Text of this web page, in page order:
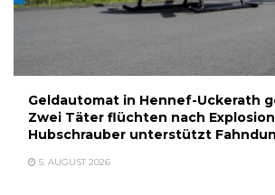
Geldautomat in Hennef-Uckerath
Zwei Täter flüchten nach
Hubschrauber unterstützt
5. AUGUST 2026